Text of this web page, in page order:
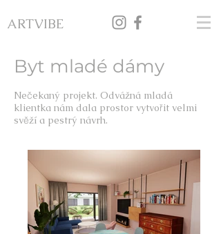
ARTVIBE
Byt mladé dámy
Nečekaný projekt. Odvážná mladá
klientka nám dala prostor vytvořit velmi
svěží a pestrý návrh.